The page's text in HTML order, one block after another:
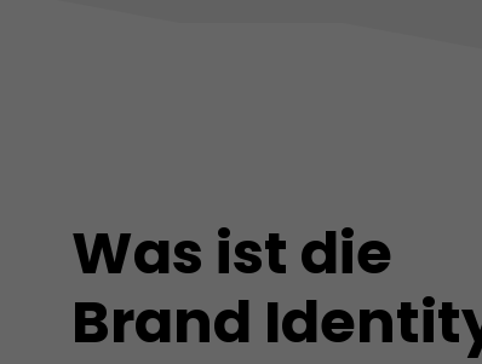
Was ist die
Brand